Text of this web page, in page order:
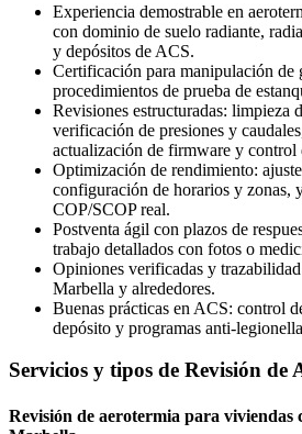
Experiencia demostrable en
con dominio de suelo radiante,
y depósitos de ACS.
Certificación para manipulación de
procedimientos de prueba de
Revisiones estructuradas: limpieza
verificación de presiones y
actualización de firmware y control
Optimización de rendimiento:
configuración de horarios y zonas,
COP/SCOP real.
Postventa ágil con plazos de
trabajo detallados con fotos o
Opiniones verificadas y
Marbella y alrededores.
Buenas prácticas en ACS: control
depósito y programas anti-
Servicios y tipos de Revisión de
Revisión de aerotermia para viviendas